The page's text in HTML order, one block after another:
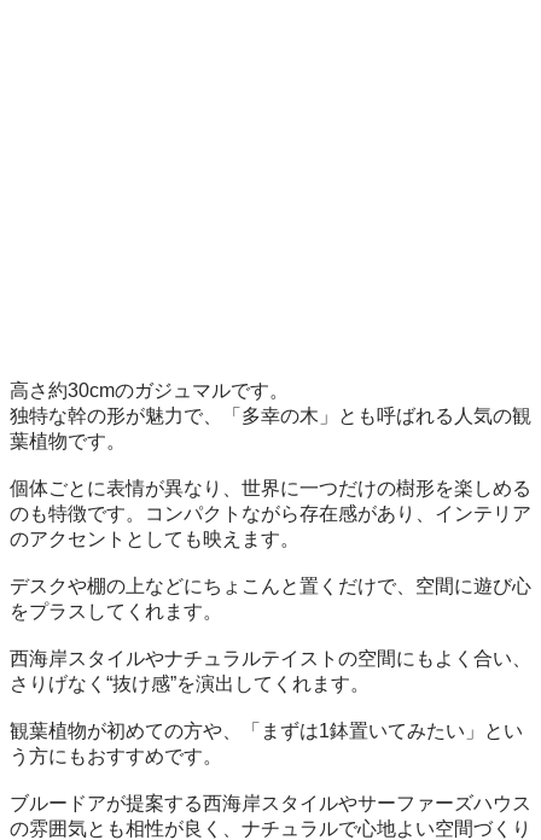
高さ約30cmのガジュマルです。
独特な幹の形が魅力で、「多幸の木」とも呼ばれる人気の観
葉植物です。
個体ごとに表情が異なり、世界に一つだけの樹形を楽しめる
のも特徴です。コンパクトながら存在感があり、インテリア
のアクセントとしても映えます。
デスクや棚の上などにちょこんと置くだけで、空間に遊び心
をプラスしてくれます。
西海岸スタイルやナチュラルテイストの空間にもよく合い、
さりげなく“抜け感”を演出してくれます。
観葉植物が初めての方や、「まずは1鉢置いてみたい」とい
う方にもおすすめです。
ブルードアが提案する西海岸スタイルやサーファーズハウス
の雰囲気とも相性が良く、ナチュラルで心地よい空間づくり